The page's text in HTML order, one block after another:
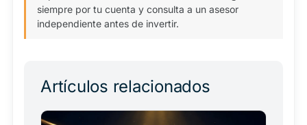
siempre por tu cuenta y consulta a un asesor
independiente antes de invertir.
Artículos relacionados